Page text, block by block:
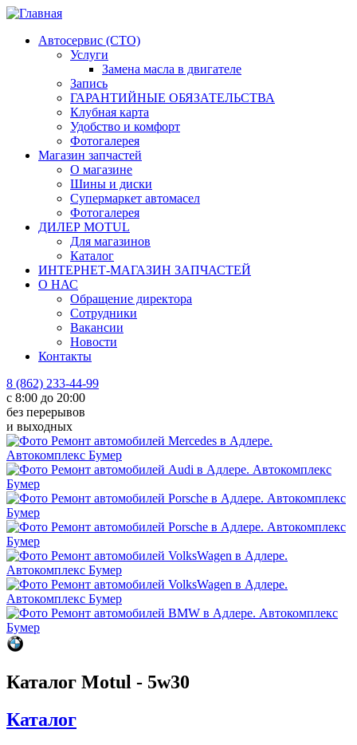
Автосервис (СТО)
Услуги
Замена масла в двигателе
Запись
ГАРАНТИЙНЫЕ ОБЯЗАТЕЛЬСТВА
Клубная карта
Удобство и комфорт
Фотогалерея
Магазин запчастей
О магазине
Шины и диски
Супермаркет автомасел
Фотогалерея
ДИЛЕР MOTUL
Для магазинов
Каталог
ИНТЕРНЕТ-МАГАЗИН ЗАПЧАСТЕЙ
О НАС
Обращение директора
Сотрудники
Вакансии
Новости
Контакты
8 (862) 233-44-99
с 8:00 до 20:00
без перерывов
и выходных
Каталог Motul - 5w30
Каталог